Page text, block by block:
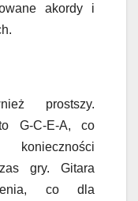
akordy i
prostszy.
G-C-E-A, co
gry. Gitara
co dla